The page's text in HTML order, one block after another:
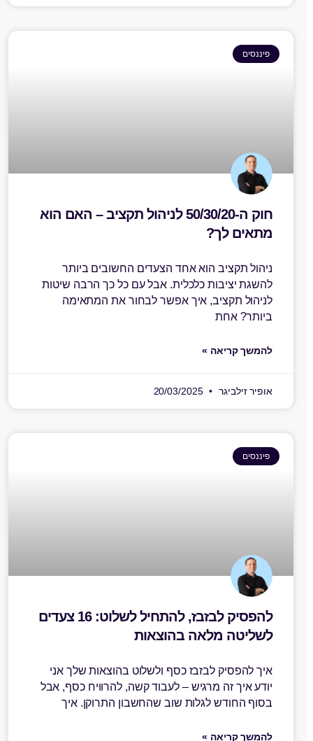
פיננסים
חוק ה-50/30/20 לניהול תקציב – האם הוא
מתאים לך?
ניהול תקציב הוא אחד הצעדים החשובים ביותר
להשגת יציבות כלכלית. אבל עם כל כך הרבה שיטות
לניהול תקציב, איך אפשר לבחור את המתאימה
ביותר? אחת
להמשך קריאה »
אופיר זילביגר 20/03/2025
פיננסים
להפסיק לבזבז, להתחיל לשלוט: 16 צעדים
לשליטה מלאה בהוצאות
איך להפסיק לבזבז כסף ולשלוט בהוצאות שלך אני
יודע איך זה מרגיש – לעבוד קשה, להרוויח כסף, אבל
בסוף החודש לגלות שוב שהחשבון התרוקן. איך
להמשך קריאה »